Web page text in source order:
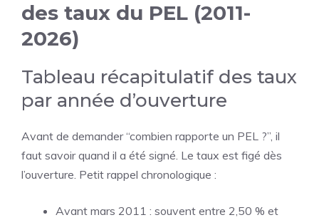
des taux du PEL (2011-
2026)
Tableau récapitulatif des taux
par année d’ouverture
Avant de demander “combien rapporte un PEL ?”, il
faut savoir quand il a été signé. Le taux est figé dès
l’ouverture. Petit rappel chronologique :
Avant mars 2011 : souvent entre 2,50 % et